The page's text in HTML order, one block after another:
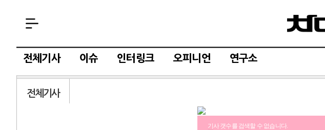
전체기사 이슈 인터링크 오피니언 연구소
전체기사
기사 갯수를 검색할 수 없습니다.